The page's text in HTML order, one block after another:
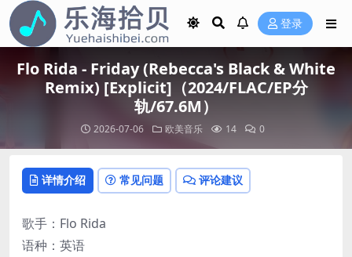
登录
Flo Rida - Friday (Rebecca's Black & White
Remix) [Explicit]（2024/FLAC/EP分
轨/67.6M）
2026-07-06 欧美音乐 14 0
详情介绍 常见问题 评论建议
歌手：Flo Rida
语种：英语